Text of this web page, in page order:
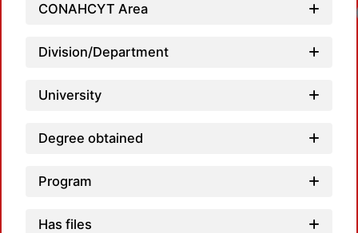
CONAHCYT Area
Division/Department
University
Degree obtained
Program
Has files